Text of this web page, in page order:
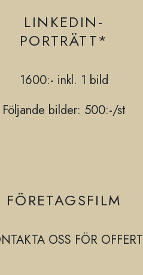
LINKEDIN-
PORTRÄTT*
1600:- inkl. 1 bild
Följande bilder: 500:-/st
FÖRETAGSFILM
OSS FÖR OFFERT